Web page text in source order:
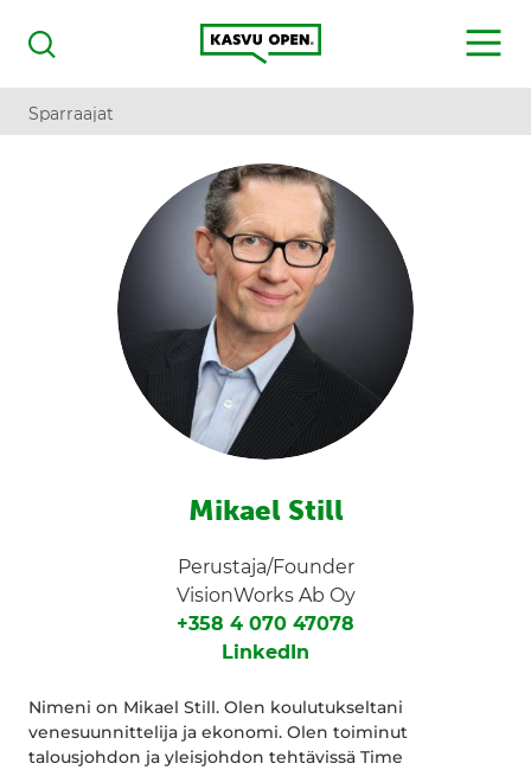
Haku
Kasvu Open
MENU
Sparraajat
Mikael Still
Perustaja/Founder
VisionWorks Ab Oy
+358 4 070 47078
LinkedIn
Nimeni on Mikael Still. Olen koulutukseltani
venesuunnittelija ja ekonomi. Olen toiminut
talousjohdon ja yleisjohdon tehtävissä Time